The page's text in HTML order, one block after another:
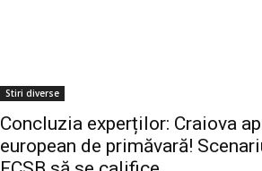
Stiri diverse
Concluzia experților: Craiova
european de primăvară!